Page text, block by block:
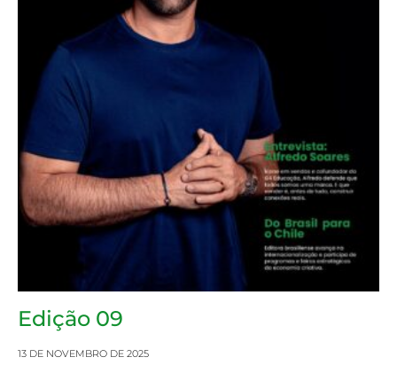
Edição 09
13 DE NOVEMBRO DE 2025